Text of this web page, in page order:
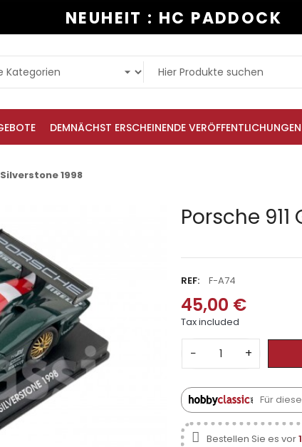
NEUHEIT : HC PADDOCK
DEMNÄCHST ERSCHEINENDE VERÖFFENTLICHUNGEN
Silverstone 1998
Porsche
REF: F-A74
45,00 €
Tax included
− +
Für
Bestellen Sie es vor